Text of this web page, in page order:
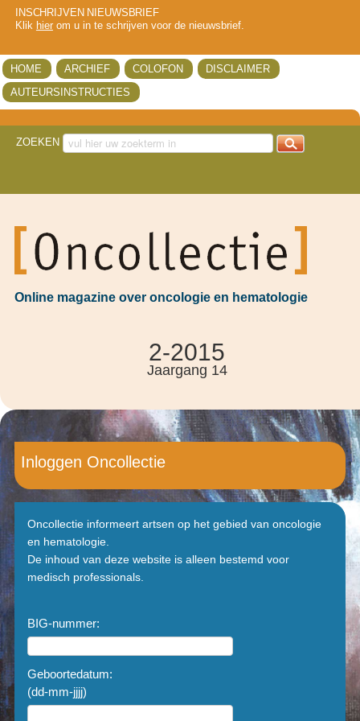
INSCHRIJVEN NIEUWSBRIEF
Klik hierom u in te schrijven voor de nieuwsbrief.
HOME ARCHIEF COLOFON
DISCLAIMER
AUTEURSINSTRUCTIES
ZOEKEN got
Online magazine over oncologie en hematologie
2-2015
Jaargang 14
Inloggen Oncollectie
Oncollectie informeert artsen op het gebied van oncologie
en hematologie.
De inhoud van deze website is alleen bestemd voor
medisch professionals.
BIG-nummer:
Geboortedatum:
(dd-mm-jjjj)